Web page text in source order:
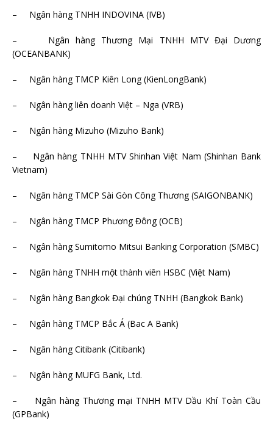
– Ngân hàng TNHH INDOVINA (IVB)
– Ngân hàng Thương Mại TNHH MTV Đại Dương
(OCEANBANK)
– Ngân hàng TMCP Kiên Long (KienLongBank)
– Ngân hàng liên doanh Việt – Nga (VRB)
– Ngân hàng Mizuho (Mizuho Bank)
– Ngân hàng TNHH MTV Shinhan Việt Nam (Shinhan Bank
Vietnam)
– Ngân hàng TMCP Sài Gòn Công Thương (SAIGONBANK)
– Ngân hàng TMCP Phương Đông (OCB)
– Ngân hàng Sumitomo Mitsui Banking Corporation (SMBC)
– Ngân hàng TNHH một thành viên HSBC (Việt Nam)
– Ngân hàng Bangkok Đại chúng TNHH (Bangkok Bank)
– Ngân hàng TMCP Bắc Á (Bac A Bank)
– Ngân hàng Citibank (Citibank)
– Ngân hàng MUFG Bank, Ltd.
– Ngân hàng Thương mại TNHH MTV Dầu Khí Toàn Cầu
(GPBank)